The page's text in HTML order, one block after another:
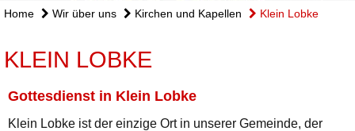
Home Wir über uns Kirchen und Kapellen Klein Lobke
KLEIN LOBKE
Gottesdienst in Klein Lobke
Klein Lobke ist der einzige Ort in unserer Gemeinde, der